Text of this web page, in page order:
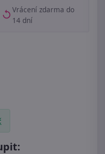
Vrácení zdarma do
14 dní